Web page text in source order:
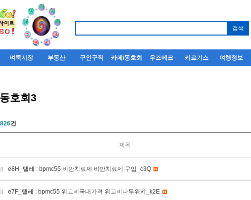
벼룩시장 부동산 구인구직 카페/동호회 우즈베크 키르기스 여행정보
호회3
건
제목
e8H_텔레 : bpmc55 비만치료제 비만치료제 구입_c3Q
e7F_텔레 : bpmc55 위고비국내가격 위고비나무위키_k2E